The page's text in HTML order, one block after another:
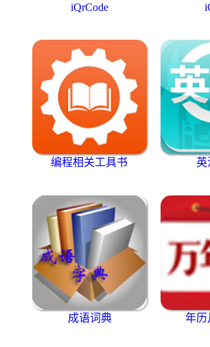
iQrCode
编程相关工具书 英
成语词典 年历